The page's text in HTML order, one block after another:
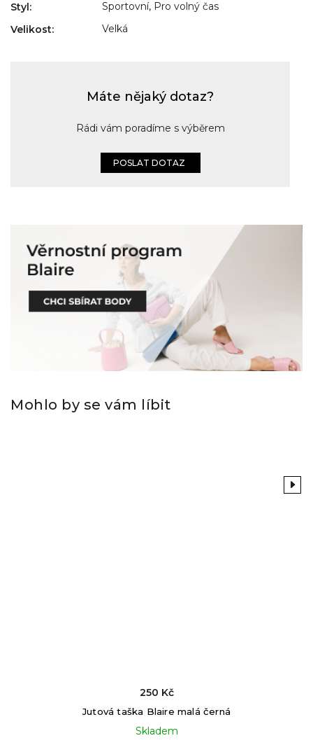
Styl: Sportovní, Pro volný čas
Velikost: Velká
Máte nějaký dotaz?
Rádi vám poradíme s výběrem
POSLAT DOTAZ
Mohlo by se vám líbit
Previous
Jutová taška Blaire malá černá
Skladem
250 Kč
Next